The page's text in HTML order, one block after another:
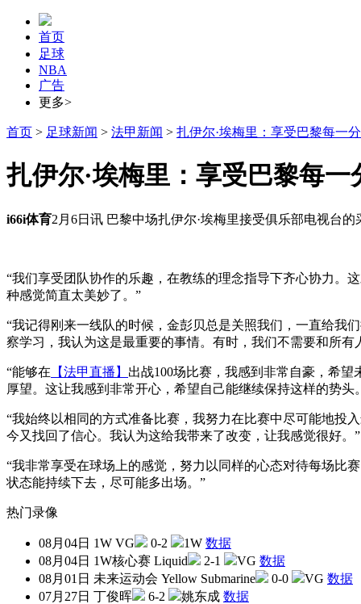
首页
足球
NBA
广告
更多>
首页 > 足球新闻 > 法甲新闻 > 扎伊尔·埃梅里：享受巴黎每一
扎伊尔·埃梅里：享受巴黎每
i66i体育2月6日讯 巴黎中场扎伊尔·埃梅里接受俱乐部电视台的
“我们享受团队协作的乐趣，在教练的理念指导下齐心协力。
种感觉简直太美妙了。”
“我记得刚来一线队的时候，金彭贝总是关照我们，一直给我
察学习，我认为这是最重要的事情。有时，我们不需要和所
“能够在 【法甲直播】 出战100场比赛，我感到非常自豪，希
厚望。这让我感到非常开心，希望自己能继续保持这样的势头
“我始终以相同的方式准备比赛，我努力在比赛中尽可能地投
今又找回了信心。我认为这给我带来了改变，让我感觉很好。”
“我非常享受在球场上的感觉，努力以同样的心态对待每场比
状态能持续下去，尽可能多出场。”
热门录像
08月04日 1W VG 0-2 1W 数据
08月04日 1W核心赛 Liquid 2-1 VG 数据
08月01日 未来运动会 Yellow Submarine 0-0 VG 数据
07月27日 丁俊晖 6-2 姚东成 数据